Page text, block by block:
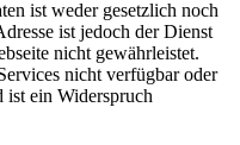
ist weder gesetzlich noch
ist jedoch der Dienst
nicht gewährleistet.
nicht verfügbar oder
ist ein Widerspruch